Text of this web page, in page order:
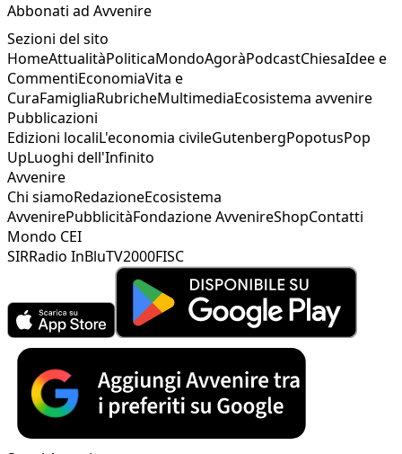
Abbonati ad Avvenire
Sezioni del sito
HomeAttualitàPoliticaMondoAgoràPodcastChiesaIdee e
CommentiEconomiaVita e
CuraFamigliaRubricheMultimediaEcosistema avvenire
Pubblicazioni
Edizioni localiL'economia civileGutenbergPopotusPop
UpLuoghi dell'Infinito
Avvenire
Chi siamoRedazioneEcosistema
AvvenirePubblicitàFondazione AvvenireShopContatti
Mondo CEI
SIRRadio InBluTV2000FISC